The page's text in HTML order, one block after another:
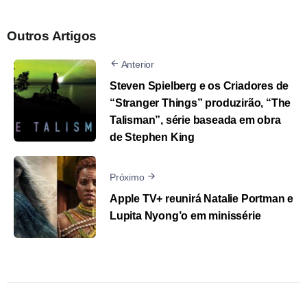
Outros Artigos
Anterior
Steven Spielberg e os Criadores de
“Stranger Things” produzirão, “The
Talisman”, série baseada em obra
de Stephen King
Próximo
Apple TV+ reunirá Natalie Portman e
Lupita Nyong’o em minissérie